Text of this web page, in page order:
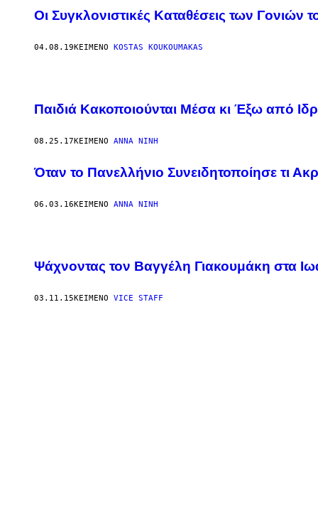
Οι Συγκλονιστικές Καταθέσεις των Γονιών
04.08.19ΚΕΊΜΕΝΟ KOSTAS KOUKOUMAKAS
Παιδιά Κακοποιούνται Μέσα κι Έξω από
08.25.17ΚΕΊΜΕΝΟ ΆΝΝΑ ΝΊΝΗ
Όταν το Πανελλήνιο Συνειδητοποίησε τι
06.03.16ΚΕΊΜΕΝΟ ΆΝΝΑ ΝΊΝΗ
Ψάχνοντας τον Βαγγέλη Γιακουμάκη στα
03.11.15ΚΕΊΜΕΝΟ VICE STAFF